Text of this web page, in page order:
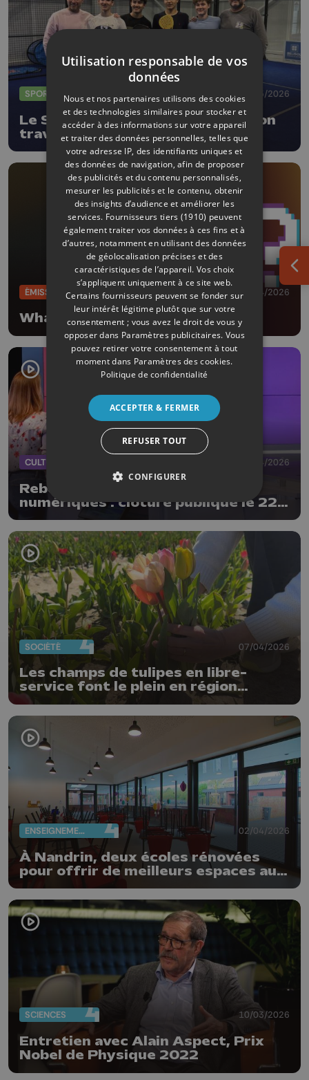
SPORTS 04/05/2026
Le Squash22 récompensé pour son
travail avec les jeunes en padel
ÉMISSIONS 26/04/2026
What the fact?
CULTURE 18/04/2026
Reboot - laboratoire des arts
numériques : clôture publique le 22
avril
SOCIÉTÉ 07/04/2026
Les champs de tulipes en libre-
service font le plein en région
liégeoise
ENSEIGNEMENT 02/04/2026
À Nandrin, deux écoles rénovées
pour offrir de meilleurs espaces aux
élèves
SCIENCES 10/03/2026
Entretien avec Alain Aspect, Prix
Nobel de Physique 2022
Utilisation responsable de vos
données
Nous et nos partenaires utilisons des cookies
et des technologies similaires pour stocker et
accéder à des informations sur votre appareil
et traiter des données personnelles, telles que
votre adresse IP, des identifiants uniques et
des données de navigation, afin de proposer
des publicités et du contenu personnalisés,
mesurer les publicités et le contenu, obtenir
des insights d’audience et améliorer les
services. Fournisseurs tiers (1910) peuvent
également traiter vos données à ces fins et à
d’autres, notamment en utilisant des données
de géolocalisation précises et des
caractéristiques de l’appareil. Vos choix
s’appliquent uniquement à ce site web.
Certains fournisseurs peuvent se fonder sur
leur intérêt légitime plutôt que sur votre
consentement ; vous avez le droit de vous y
opposer dans Paramètres publicitaires. Vous
pouvez retirer votre consentement à tout
moment dans Paramètres des cookies.
Politique de confidentialité
ACCEPTER & FERMER
REFUSER TOUT
CONFIGURER